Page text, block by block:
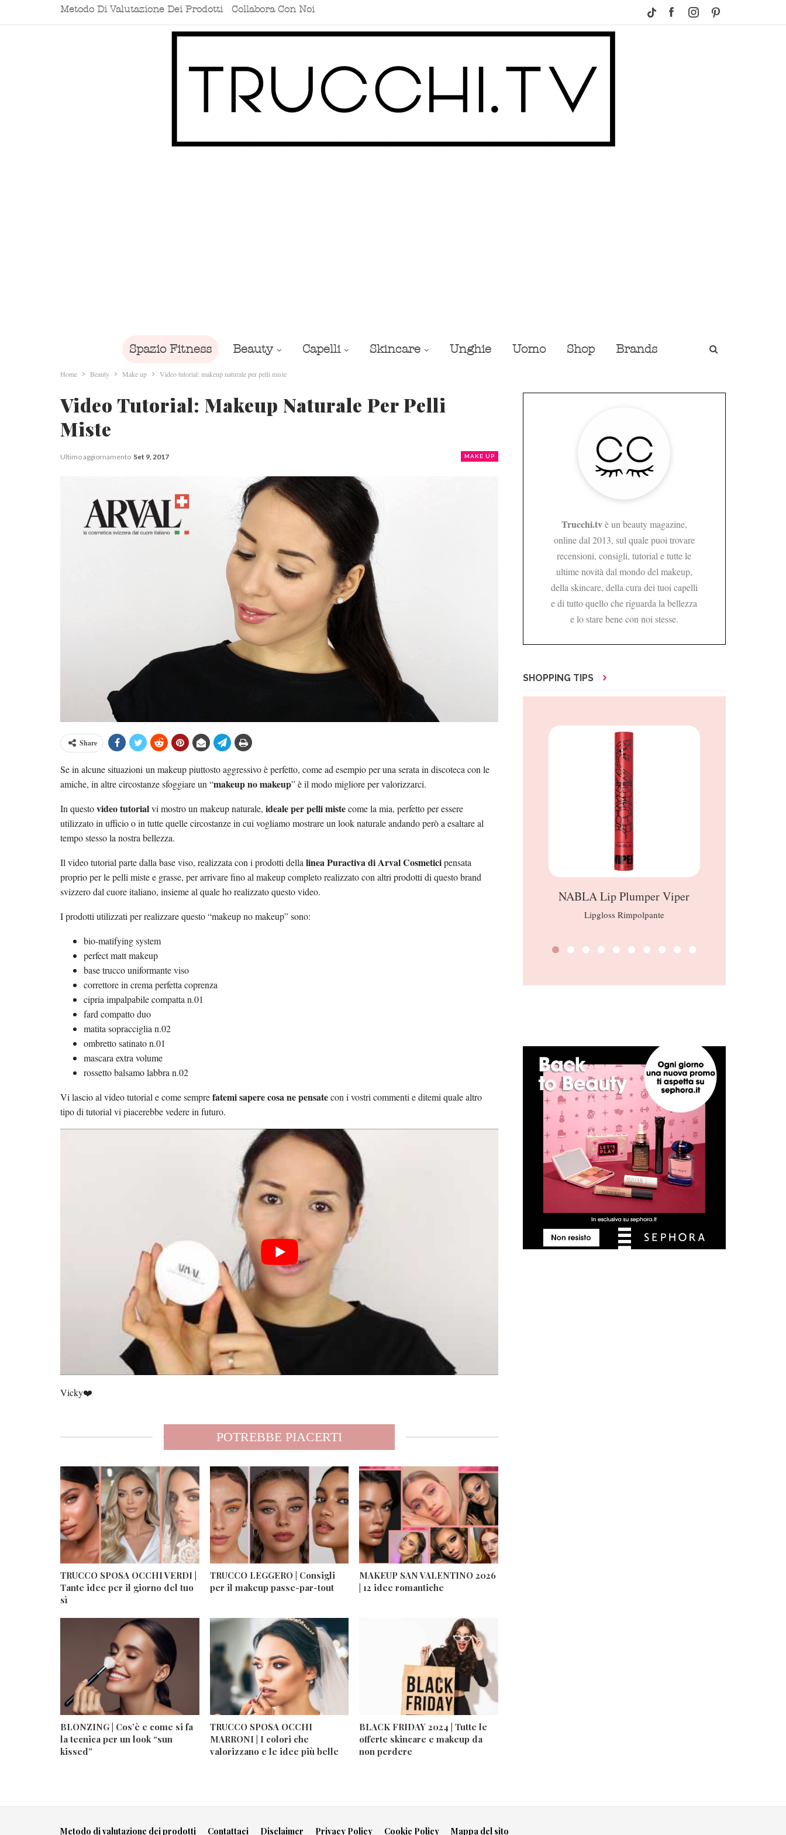
Metodo Di Valutazione Dei Prodotti Collabora Con Noi
Spazio Fitness Beauty Capelli Skincare Unghie Uomo Shop Brands
Home Beauty Make up Video tutorial: makeup naturale per pelli miste
Video Tutorial: Makeup Naturale Per Pelli
Miste
MAKE UP
Ultimo aggiornamento Set 9, 2017
Share
Se in alcune situazioni un makeup piuttosto aggressivo è perfetto, come ad esempio per una serata in discoteca con le
amiche, in altre circostanze sfoggiare un “makeup no makeup” è il modo migliore per valorizzarci.
In questovideo tutorialvi mostro un makeup naturale, ideale per pelli mistecome la mia, perfetto per essere
utilizzato in ufficio o in tutte quelle circostanze in cui vogliamo mostrare un look naturale andando però a esaltare al
tempo stesso la nostra bellezza.
Il video tutorial parte dalla base viso, realizzata con i prodotti dellalinea Puractiva di Arval Cosmeticipensata
proprio per le pelli miste e grasse, per arrivare fino al makeup completo realizzato con altri prodotti di questo brand
svizzero dal cuore italiano, insieme al quale ho realizzato questo video.
I prodotti utilizzati per realizzare questo “makeup no makeup” sono:
bio-matifying system
perfect matt makeup
base trucco uniformante viso
correttore in crema perfetta coprenza
cipria impalpabile compatta n.01
fard compatto duo
matita sopracciglia n.02
ombretto satinato n.01
mascara extra volume
rossetto balsamo labbra n.02
Vi lascio al video tutorial e come semprefatemi sapere cosa ne pensatecon i vostri commenti e ditemi quale altro
tipo di tutorial vi piacerebbe vedere in futuro.
Vicky❤️
POTREBBE PIACERTI
TRUCCO SPOSA OCCHI VERDI |
Tante idee per il giorno del tuo
sì
TRUCCO LEGGERO | Consigli
per il makeup passe-par-tout
MAKEUP SAN VALENTINO 2026
| 12 idee romantiche
BLONZING | Cos’è e come si fa
la tecnica per un look “sun
kissed”
TRUCCO SPOSA OCCHI
MARRONI | I colori che
valorizzano e le idee più belle
BLACK FRIDAY 2024 | Tutte le
offerte skincare e makeup da
non perdere
Trucchi.tvè un beauty magazine,
online dal 2013, sul quale puoi trovare
recensioni, consigli, tutorial e tutte le
ultime novità dal mondo del makeup,
della skincare, della cura dei tuoi capelli
e di tutto quello che riguarda la bellezza
e lo stare bene con noi stesse.
SHOPPING TIPS
NABLA Lip Plumper Viper
Lipgloss Rimpolpante
Metodo di valutazione dei prodotti Contattaci Disclaimer Privacy Policy Cookie Policy Mappa del sito